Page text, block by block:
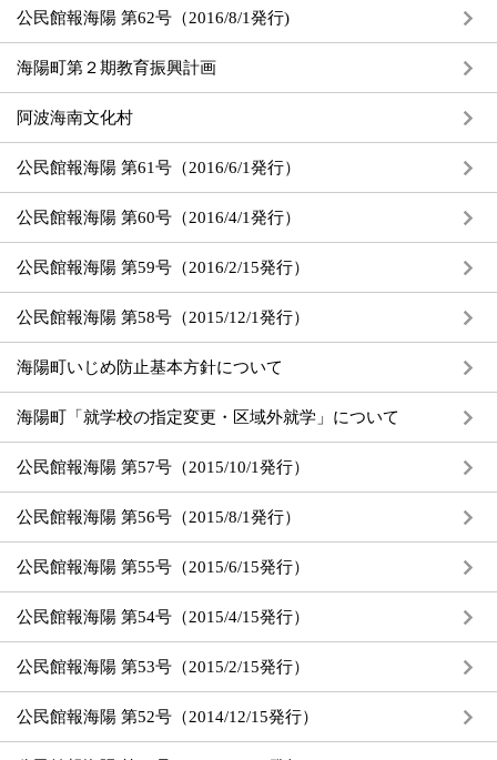
公民館報海陽 第62号（2016/8/1発行)
海陽町第２期教育振興計画
阿波海南文化村
公民館報海陽 第61号（2016/6/1発行）
公民館報海陽 第60号（2016/4/1発行）
公民館報海陽 第59号（2016/2/15発行）
公民館報海陽 第58号（2015/12/1発行）
海陽町いじめ防止基本方針について
海陽町「就学校の指定変更・区域外就学」について
公民館報海陽 第57号（2015/10/1発行）
公民館報海陽 第56号（2015/8/1発行）
公民館報海陽 第55号（2015/6/15発行）
公民館報海陽 第54号（2015/4/15発行）
公民館報海陽 第53号（2015/2/15発行）
公民館報海陽 第52号（2014/12/15発行）